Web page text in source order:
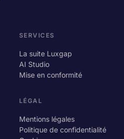
SERVICES
La suite Luxgap
AI Studio
Mise en conformité
LÉGAL
Mentions légales
Politique de confidentialité